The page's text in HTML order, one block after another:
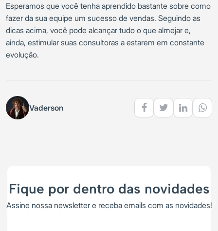
Esperamos que você tenha aprendido bastante sobre como
fazer da sua equipe um sucesso de vendas. Seguindo as
dicas acima, você pode alcançar tudo o que almejar e,
ainda, estimular suas consultoras a estarem em constante
evolução.
Vaderson
Fique por dentro das novidades
Assine nossa newsletter e receba emails com as novidades!